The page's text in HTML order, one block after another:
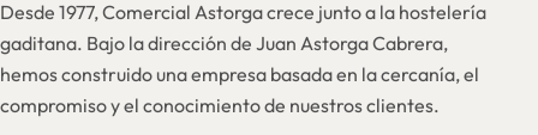
Desde 1977, Comercial Astorga crece junto a la hostelería
gaditana. Bajo la dirección de Juan Astorga Cabrera,
hemos construido una empresa basada en la cercanía, el
compromiso y el conocimiento de nuestros clientes.